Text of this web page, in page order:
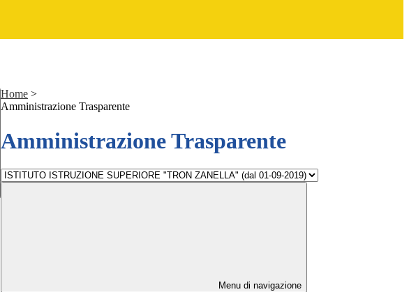
Home >
Amministrazione Trasparente
Amministrazione Trasparente
Menu di navigazione